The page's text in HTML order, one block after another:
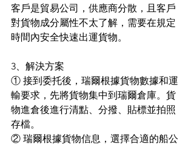
客戶是貿易公司，供應商分散，且客戶
對貨物成分屬性不太了解，需要在規定
時間內安全快速出運貨物。
3、解決方案
① 接到委托後，瑞爾根據貨物數據和運
輸要求，先將貨物集中到瑞爾倉庫。貨
物進倉後進行清點、分撥、貼標並拍照
存檔。
② 瑞爾根據貨物信息，選擇合適的船公